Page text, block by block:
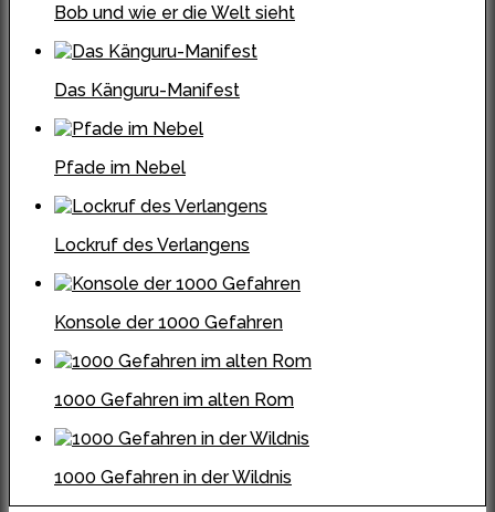
Bob und wie er die Welt sieht
Das Känguru-Manifest
Pfade im Nebel
Lockruf des Verlangens
Konsole der 1000 Gefahren
1000 Gefahren im alten Rom
1000 Gefahren in der Wildnis